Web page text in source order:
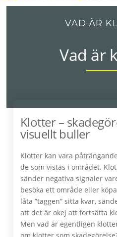
VAD ÄR
Vad är
Klotter –
visuellt buller
Klotter kan vara
de som vistas i området.
sänder negativa signaler
besöka ett område eller
låta ”taggen” sitta kvar,
att det är okej att fortsätta
Men vad är egentligen